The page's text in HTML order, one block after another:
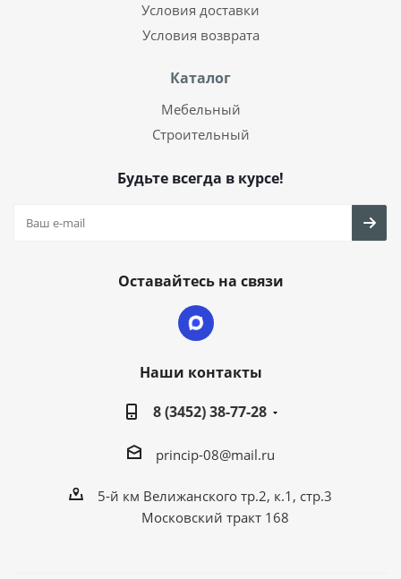
Условия доставки
Условия возврата
Каталог
Мебельный
Строительный
Будьте всегда в курсе!
Оставайтесь на связи
Наши контакты
8 (3452) 38-77-28
princip-08@mail.ru
5-й км Велижанского тр.2, к.1, стр.3
Московский тракт 168